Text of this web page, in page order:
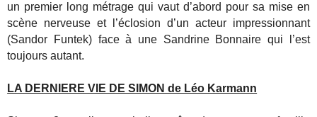
un premier long métrage qui vaut d’abord pour sa mise en
scène nerveuse et l’éclosion d’un acteur impressionnant
(Sandor Funtek) face à une Sandrine Bonnaire qui l’est
toujours autant.
LA DERNIERE VIE DE SIMON de Léo Karmann